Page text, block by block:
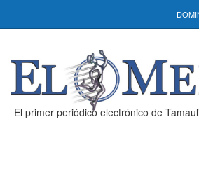
El primer periódico electrónico de